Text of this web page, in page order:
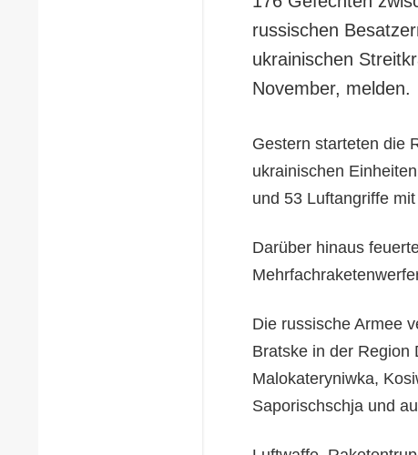
russischen
ukrainischen
November, melden.
Gestern starteten die
ukrainischen
und 53 Luftangriffe
Darüber hinaus
Die russische Armee
Bratske in der Region
Malokateryniwka,
Saporischschja und